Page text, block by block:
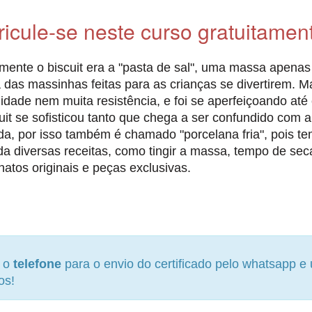
se neste curso
o biscuit era a "pasta de sal", uma massa
das massinhas feitas para as crianças se divertirem.
nem muita resistência, e foi se aperfeiçoando
se sofisticou tanto que chega a ser confundido com
por isso também é chamado "porcelana fria", pois
diversas receitas, como tingir a massa, tempo de
originais e peças exclusivas.
o telefone para o envio do certificado pelo whatsapp